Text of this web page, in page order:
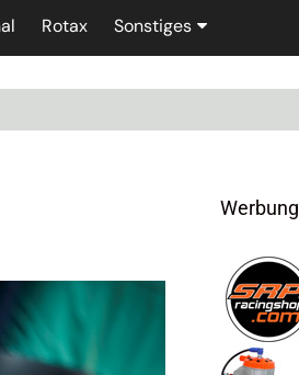
Rotax Sonstiges
Werbung